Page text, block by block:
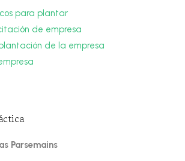
para plantar
de empresa
de la empresa
Parsemains